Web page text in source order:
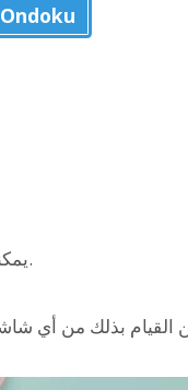
الدخول إلى الصفحة الرئيسية لـ Ondoku
يمكنك التأكد من وجود علامتي تبويب "نص" و"صورة" فوق مربع النص.